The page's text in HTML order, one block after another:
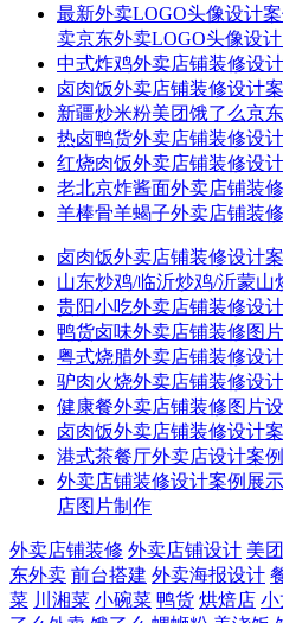
最新外卖LOGO头像设计
卖京东外卖LOGO头像设计
中式炸鸡外卖店铺装修设
卤肉饭外卖店铺装修设计
新疆炒米粉美团饿了么京
热卤鸭货外卖店铺装修设计
红烧肉饭外卖店铺装修设
老北京炸酱面外卖店铺装
羊棒骨羊蝎子外卖店铺装
卤肉饭外卖店铺装修设计
山东炒鸡/临沂炒鸡/沂蒙山
贵阳小吃外卖店铺装修设
鸭货卤味外卖店铺装修图
粤式烧腊外卖店铺装修设
驴肉火烧外卖店铺装修设
健康餐外卖店铺装修图片
卤肉饭外卖店铺装修设计
港式茶餐厅外卖店设计案
外卖店铺装修设计案例展
店图片制作
外卖店铺装修 外卖店铺设计 美
东外卖 前台搭建 外卖海报设计
菜 川湘菜 小碗菜 鸭货 烘焙店 小